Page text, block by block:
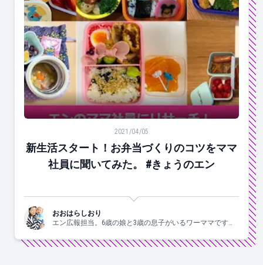
新生活スタート！お弁当づくりのコツをママ社員に聞
2021/04/05
新生活スタート！お弁当づくりのコツをママ
社員に聞いてみた。 #きょうのエン
おおはらしおり
エン広報担当。6歳の娘と3歳の息子がいるワーママです。
芸、爆買、歌う、ジャニーズ。